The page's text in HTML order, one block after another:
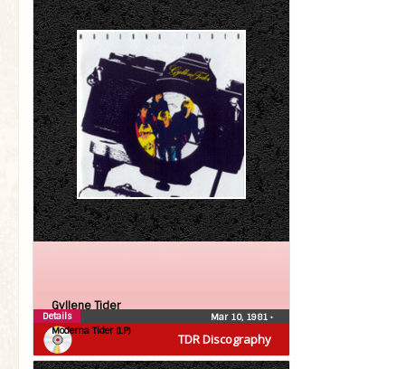
TDR Discography
Gyllene Tider
Moderna Tider (LP)
Mar 10, 1981 •
Details